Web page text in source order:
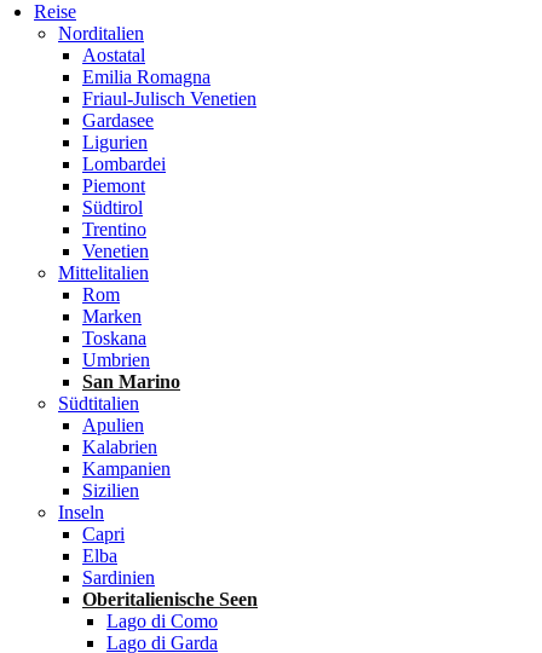
Reise
Norditalien
Aostatal
Emilia Romagna
Friaul-Julisch Venetien
Gardasee
Ligurien
Lombardei
Piemont
Südtirol
Trentino
Venetien
Mittelitalien
Rom
Marken
Toskana
Umbrien
San Marino
Südtitalien
Apulien
Kalabrien
Kampanien
Sizilien
Inseln
Capri
Elba
Sardinien
Oberitalienische Seen
Lago di Como
Lago di Garda